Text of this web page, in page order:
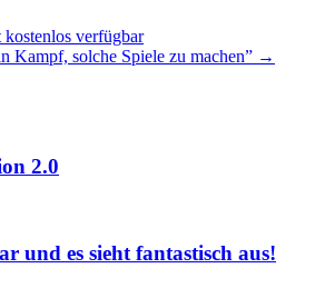
verfügbar
Kampf, solche Spiele zu machen” →
2.0
und es sieht fantastisch aus!